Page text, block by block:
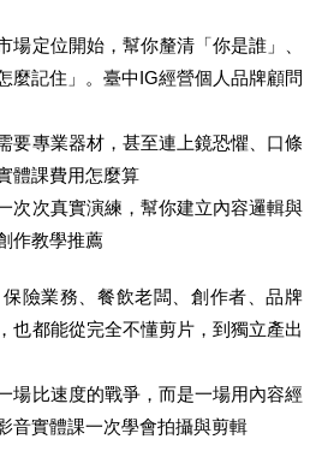
場定位開始，幫你釐清「你是誰」、
麼記住」。臺中IG經營個人品牌顧問
要專業器材，甚至連上鏡恐懼、口條
體課費用怎麼算
次次真實演練，幫你建立內容邏輯與
作教學推薦
險業務、餐飲老闆、創作者、品牌
也都能從完全不懂剪片，到獨立產出
場比速度的戰爭，而是一場用內容經
音實體課一次學會拍攝與剪輯